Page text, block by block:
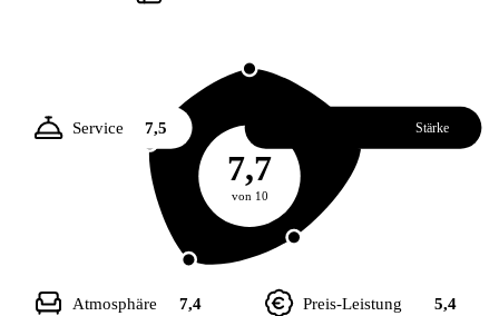
7,7
von 10
Stärke
Preis-Leistung 5,4
Atmosphäre 7,4
Service 7,5